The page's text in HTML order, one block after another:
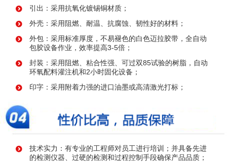
引出：采用抗氧化镀锡铜材质；
外壳：采用阻燃、耐温、抗腐蚀、韧性好的材料；
外包：采用标准厚度，不易褪色的白色迈拉胶带，全自动
包胶设备作业，效率提高3-5倍；
封装：采用阻燃、粘合性强、可过双85试验的树脂，自动
环氧配料灌注机和2小时固化设备；
印字：采用附着力强的进口油墨或高清激光打标；
技术实力：有专业的工程师对员工进行培训；并具备先进
的检测仪器、过硬的检测和过程控制手段确保产品品质；